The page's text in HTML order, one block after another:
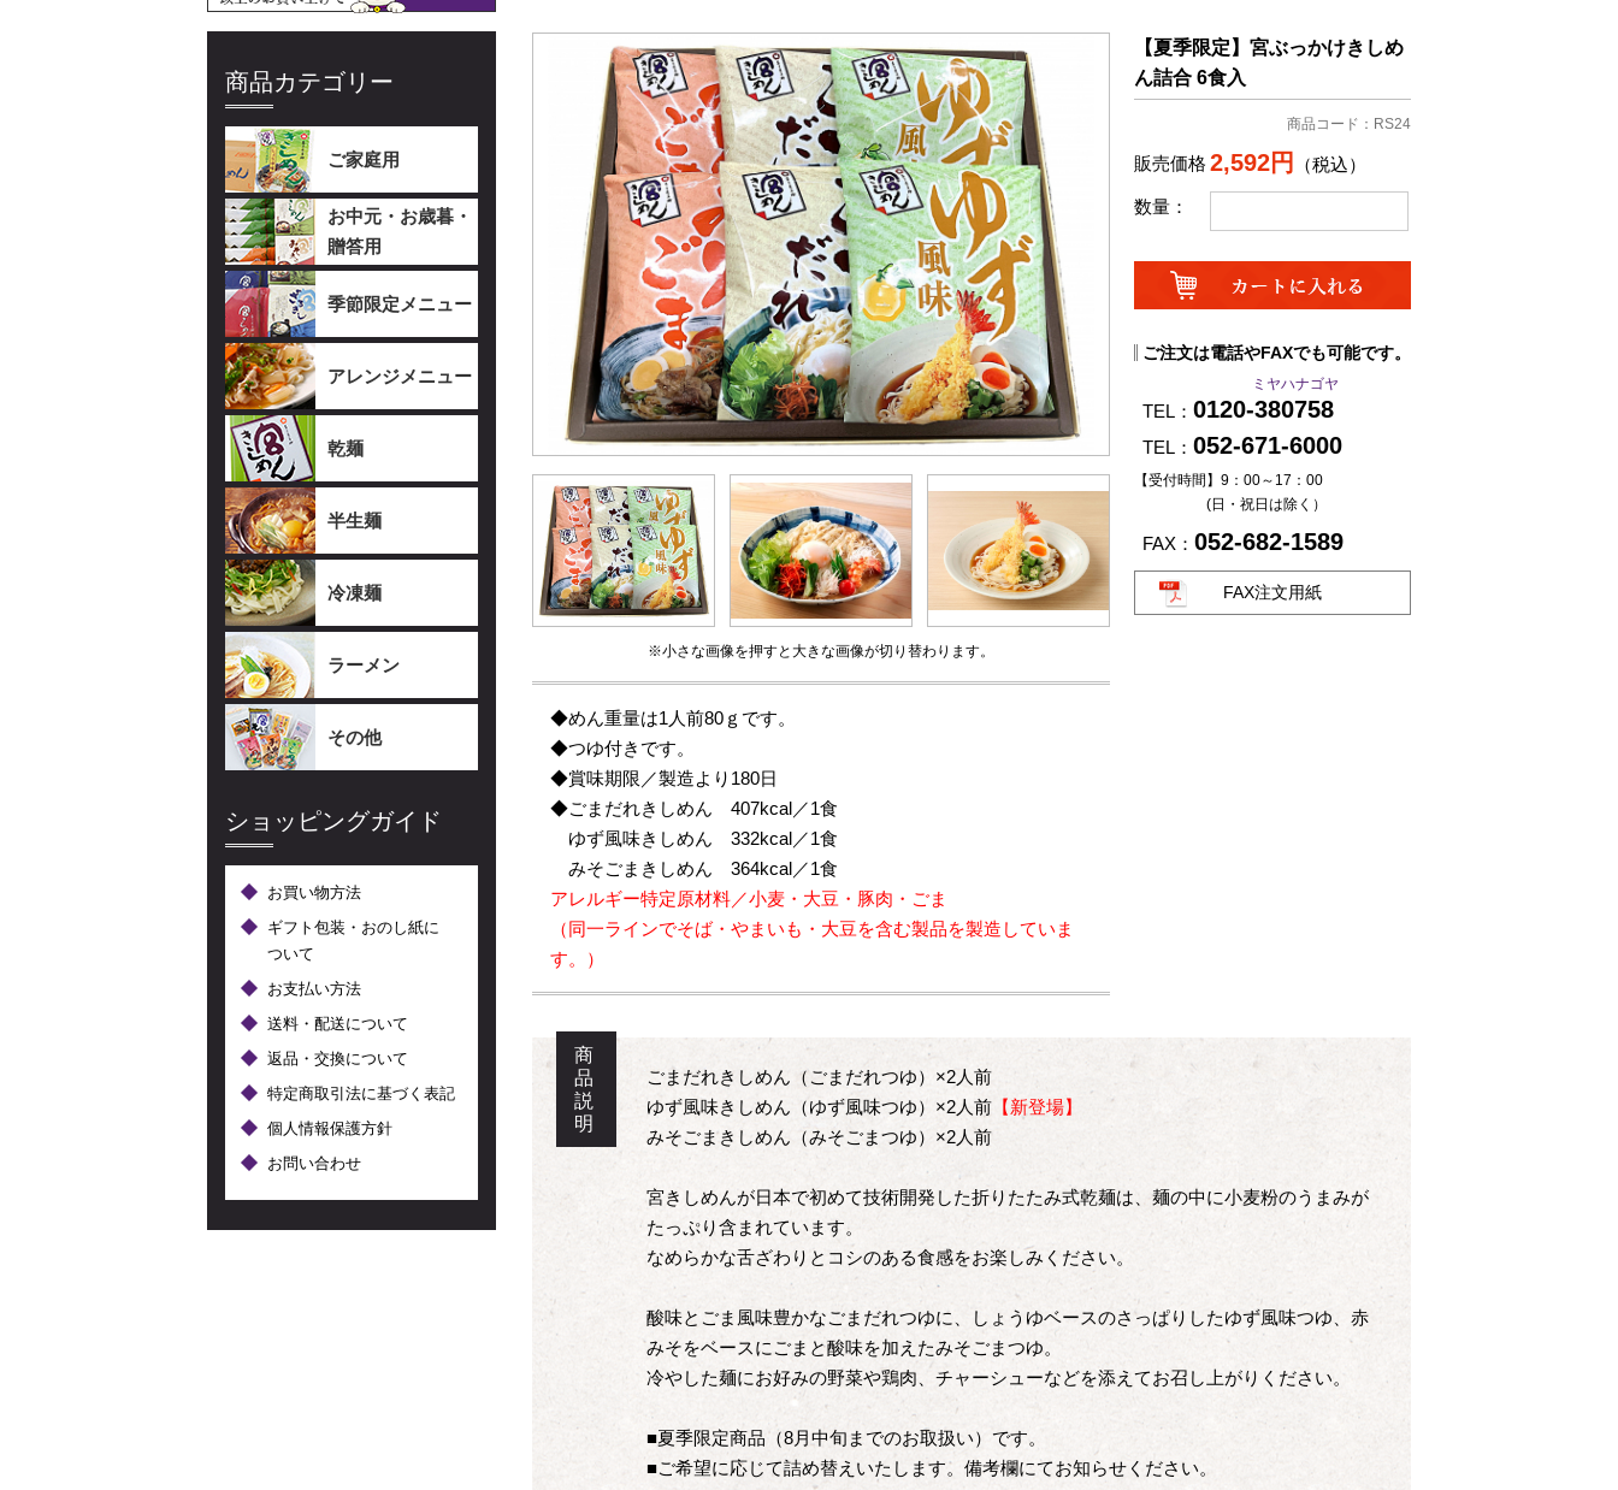
※小さな画像を押すと大きな画像が切り替わります。
【夏季限定】宮ぶっかけきしめ
ん詰合 6食入
商品コード：RS24
販売価格 2,592円 （税込）
数量：
ご注文は電話やFAXでも可能です。
ミヤハナゴヤ
TEL： 0120-380758
TEL： 052-671-6000
【受付時間】9：00～17：00
(日・祝日は除く）
FAX： 052-682-1589
FAX注文用紙
◆めん重量は1人前80ｇです。
◆つゆ付きです。
◆賞味期限／製造より180日
◆ごまだれきしめん 407kcal／1食
ゆず風味きしめん 332kcal／1食
みそごまきしめん 364kcal／1食
アレルギー特定原材料／小麦・大豆・豚肉・ごま
（同一ラインでそば・やまいも・大豆を含む製品を製造していま
す。）
商
品
説
明
ごまだれきしめん（ごまだれつゆ）×2人前
ゆず風味きしめん（ゆず風味つゆ）×2人前 【新登場】
みそごまきしめん（みそごまつゆ）×2人前
宮きしめんが日本で初めて技術開発した折りたたみ式乾麺は、麺の中に小麦粉のうまみが
たっぷり含まれています。
なめらかな舌ざわりとコシのある食感をお楽しみください。
酸味とごま風味豊かなごまだれつゆに、しょうゆベースのさっぱりしたゆず風味つゆ、赤
みそをベースにごまと酸味を加えたみそごまつゆ。
冷やした麺にお好みの野菜や鶏肉、チャーシューなどを添えてお召し上がりください。
■夏季限定商品（8月中旬までのお取扱い）です。
■ご希望に応じて詰め替えいたします。備考欄にてお知らせください。
商品カテゴリー
ご家庭用
お中元・お歳暮・
贈答用
季節限定メニュー
アレンジメニュー
乾麺
半生麺
冷凍麺
ラーメン
その他
ショッピングガイド
お買い物方法
ギフト包装・おのし紙に
ついて
お支払い方法
送料・配送について
返品・交換について
特定商取引法に基づく表記
個人情報保護方針
お問い合わせ